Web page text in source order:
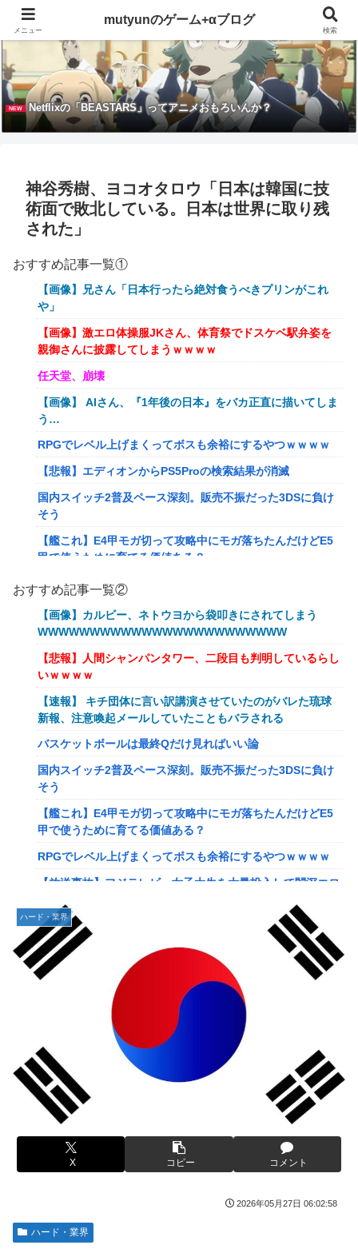
NEW Netflixの「BEASTARS」ってアニメおもろいんか？
神谷秀樹、ヨコオタロウ「日本は韓国に技
術面で敗北している。日本は世界に取り残
された」
おすすめ記事一覧①
【画像】兄さん「日本行ったら絶対食うべきプリンがこれ
や」
【画像】激エロ体操服JKさん、体育祭でドスケベ駅弁姿を
親御さんに披露してしまうｗｗｗｗ
任天堂、崩壊
【画像】 AIさん、『1年後の日本』をバカ正直に描いてしま
う…
RPGでレベル上げまくってボスも余裕にするやつｗｗｗｗ
【悲報】エディオンからPS5Proの検索結果が消滅
国内スイッチ2普及ペース深刻。販売不振だった3DSに負け
そう
【艦これ】E4甲モガ切って攻略中にモガ落ちたんだけどE5
甲で使うために育てる価値ある？
RPGでレベル上げまくってボスも余裕にするやつｗｗｗｗ
【艦これ】でもイベントのたびに思うんだ 空母機動部隊っ
てクソだわ！
【衝撃】葬儀屋「火葬プランはどうなさいますか？」ワイ喪
主「直葬で(即答)」→結果ァw w w w w w w w w w
イーロン・マスク「中国のロボットはデタラメで遠隔操作し
てるだけ」
【画像】このLINEでなんで女が怒ってるのか分かんない奴
はモテない奴確定らしい←お前らは勿論わかるよ
な？？？？？？？
【動画】高校生さん、文化祭でコーヒーカップを作って大盛
りあがり←なんかどっかで見たことあると話題に
【NGS】LG5「レアレンス」シリーズが強すぎると話題に
【アプグレも約束】
【ｗ】長年育てやっと蕾がつき楽しみにしてたら動物の死肉
『ゼルダの伝説』ゼルダ姫とリンクって毎回結ばれずに別の
相手と子孫を残してるって本当…？
韓国人「英メディアや海外各社も一斉に韓国サッカー協会を
巡る過去の不祥事を報道！」→「国際的な信用失墜の危
【画像】廃墟化したレンタルビデオ屋、そのまま時が止まっ
てしまっていると話題にｗｗｗｗ
【悲報】女性配信者「アスペの検査してみた…みんなこれわ
かるの？」
【画像】ハンターハンターさん、ガチで最強の新能力を登場
【画像】週刊少年マガジン、限界突破
決定！最新の「発売日告知トレーラー」も公開！
やる夫のダンジョン運営記189-雑談所ネタ 第123話「なぜな
にキャス狐さん・世界改変」
おすすめ記事一覧②
【画像】カルビー、ネトウヨから袋叩きにされてしまう
WWWWWWWWWWWWWWWWWWWWWWWW
【悲報】人間シャンパンタワー、二段目も判明しているらし
いｗｗｗｗ
【速報】 キチ団体に言い訳講演させていたのがバレた琉球
新報、注意喚起メールしていたこともバラされる
バスケットボールは最終Qだけ見ればいい論
国内スイッチ2普及ペース深刻。販売不振だった3DSに負け
そう
【艦これ】E4甲モガ切って攻略中にモガ落ちたんだけどE5
甲で使うために育てる価値ある？
RPGでレベル上げまくってボスも余裕にするやつｗｗｗｗ
【放送事故】フジテレビ、女子大生を大量投入して闇深エロ
【悲報】坂口杏里を家に住ませてあげた結果ｗｗｗｗ
【悲報】女性配信者「アスペの検査してみた…みんなこれわ
かるの？」
【画像】20年前のAV、キチガイすぎるwwwwww
【画像】女さん、ミニ過ぎる浴衣を着た写真を投稿して叩か
【朗報】菅直人元総理、再評価されるｗｗｗｗｗｗｗｗｗｗ
ｗｗｗｗｗｗｗｗ
【画像】このLINEでなんで女が怒ってるのか分かんない奴
はモテない奴確定らしい←お前らは勿論わかるよ
な？？？？？？？
海外「日本は戦勝国なんだよ」 戦後の日本人の特別な生き
【悲報画像】イキリたい年頃の中学生さん、和彫を入れて人
生終了へ←これw w w w w w
ハード・業界
X コピー コメント
2026年05月27日 06:02:58
ハード・業界
メニュー
mutyunのゲーム+αブログ
検索